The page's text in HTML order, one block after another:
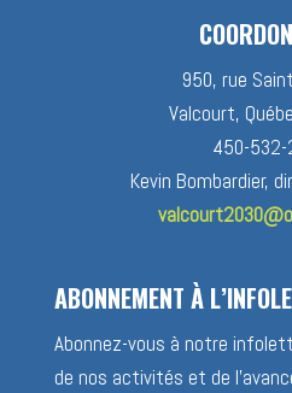
950, rue
Valcourt,
450-532-
Kevin Bombardier,
ABONNEMENT À
Abonnez-vous à notre
de nos activités et de